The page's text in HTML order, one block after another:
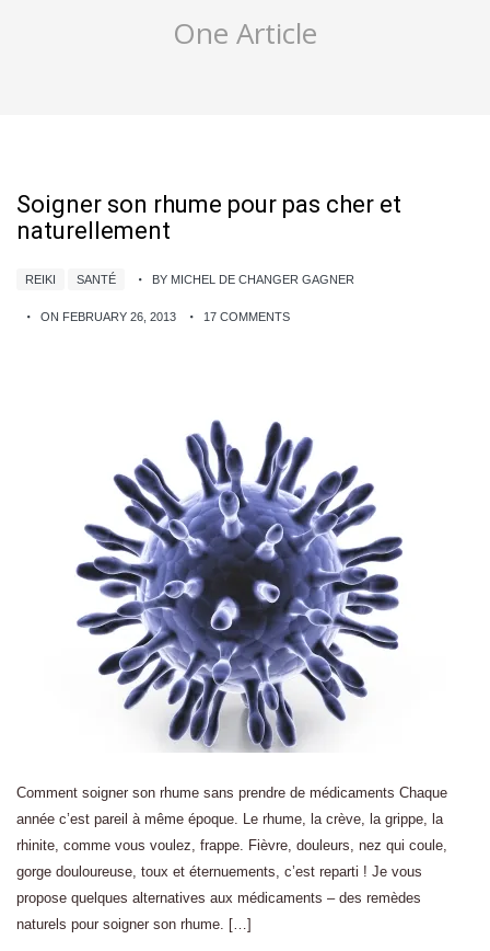
One Article
Soigner son rhume pour pas cher et
naturellement
REIKI SANTÉ BY MICHEL DE CHANGER GAGNER
ON FEBRUARY 26, 2013 17 COMMENTS
Comment soigner son rhume sans prendre de médicaments Chaque
année c’est pareil à même époque. Le rhume, la crève, la grippe, la
rhinite, comme vous voulez, frappe. Fièvre, douleurs, nez qui coule,
gorge douloureuse, toux et éternuements, c’est reparti ! Je vous
propose quelques alternatives aux médicaments – des remèdes
naturels pour soigner son rhume. […]